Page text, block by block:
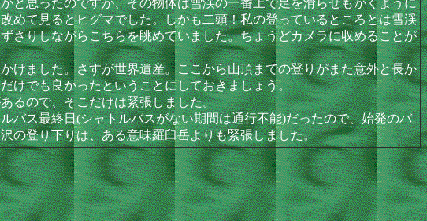
めて見るとヒグマでした。しかも二頭！私の登っているところとは雪渓
さりしながらこちらを眺めていました。ちょうどカメラに収めることが
ました。さすが世界遺産。ここから山頂までの登りがまた意外と長か
けでも良かったということにしておきましょう。
るので、そこだけは緊張しました。
ス最終日(シャトルバスがない期間は通行不能)だったので、始発のバ
の登り下りは、ある意味羅臼岳よりも緊張しました。